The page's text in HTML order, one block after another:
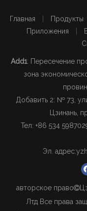
Главная Продукты
Приложения
Add1: Пересечение
зона
Добавить 2: № 73,
Цзинань,
Тел: +86 534
Эл. адрес:
авторское право
Лтд Все права